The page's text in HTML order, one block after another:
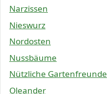
Narzissen
Nieswurz
Nordosten
Nussbäume
Nützliche Gartenfreunde
Oleander